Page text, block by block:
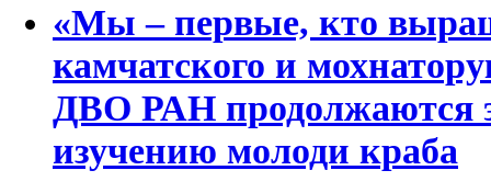
«Мы – первые, кто
камчатского и
ДВО РАН продолжаются
изучению молоди краба